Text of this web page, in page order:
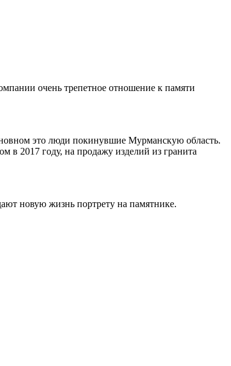
очень трепетное отношение к памяти
это люди покинувшие Мурманскую область.
в 2017 году, на продажу изделий из гранита
новую жизнь портрету на памятнике.